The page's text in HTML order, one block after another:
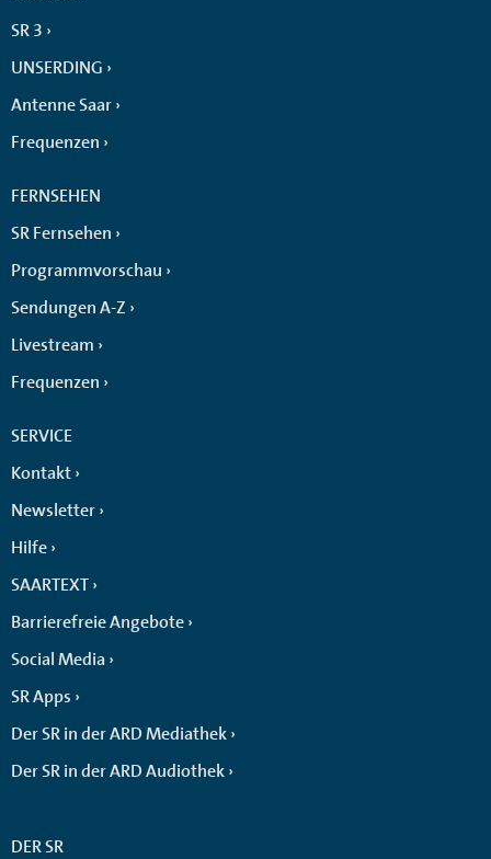
SR 3
UNSERDING
Antenne Saar
Frequenzen
FERNSEHEN
SR Fernsehen
Programmvorschau
Sendungen A-Z
Livestream
Frequenzen
SERVICE
Kontakt
Newsletter
Hilfe
SAARTEXT
Barrierefreie Angebote
Social Media
SR Apps
Der SR in der ARD Mediathek
Der SR in der ARD Audiothek
DER SR